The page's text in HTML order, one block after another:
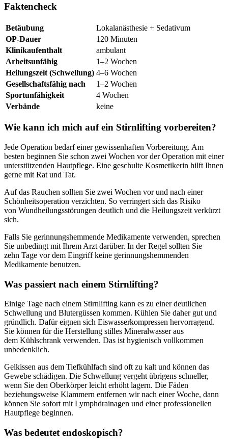
Faktencheck
Betäubung
Lokalanästhesie + Sedativum
OP-Dauer
120 Minuten
Klinikaufenthalt
ambulant
Arbeitsunfähig
1–2 Wochen
Heilungszeit (Schwellung) 4–6 Wochen
Gesellschaftsfähig nach
1–2 Wochen
Sportunfähigkeit
4 Wochen
Verbände
keine
Wie kann ich mich auf ein Stirnlifting vorbereiten?
Jede Operation bedarf einer gewissenhaften Vorbereitung. Am
besten beginnen Sie schon zwei Wochen vor der Operation mit einer
unterstützenden Hautpflege. Eine geschulte Kosmetikerin hilft Ihnen
gerne mit Rat und Tat.
Auf das Rauchen sollten Sie zwei Wochen vor und nach einer
Schönheitsoperation verzichten. So verringert sich das Risiko
von Wundheilungsstörungen deutlich und die Heilungszeit verkürzt
sich.
Falls Sie gerinnungshemmende Medikamente verwenden, sprechen
Sie unbedingt mit Ihrem Arzt darüber. In der Regel sollten Sie
zehn Tage vor dem Eingriff keine gerinnungshemmenden
Medikamente benutzen.
Was passiert nach einem Stirnlifting?
Einige Tage nach einem Stirnlifting kann es zu einer deutlichen
Schwellung und Blutergüssen kommen. Kühlen Sie daher gut und
gründlich. Dafür eignen sich Eiswasserkompressen hervorragend.
Sie können für die Herstellung stilles Mineralwasser aus
dem Kühlschrank verwenden. Das ist hygienisch vollkommen
unbedenklich.
Gelkissen aus dem Tiefkühlfach sind oft zu kalt und können das
Gewebe schädigen. Die Schwellung vergeht übrigens schneller,
wenn Sie den Oberkörper leicht erhöht lagern. Die Fäden
beziehungsweise Klammern entfernen wir nach einer Woche, dann
können Sie sofort mit Lymphdrainagen und einer professionellen
Hautpflege beginnen.
Was bedeutet endoskopisch?